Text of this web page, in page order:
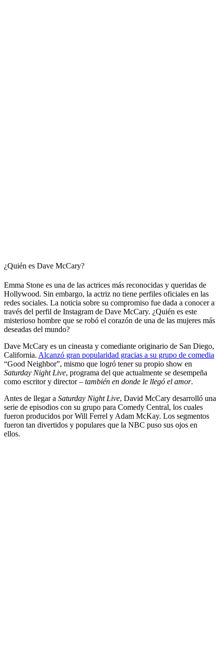
¿Quién es Dave McCary?
Emma Stone es una de las actrices más reconocidas y queridas de
Hollywood. Sin embargo, la actriz no tiene perfiles oficiales en las
redes sociales. La noticia sobre su compromiso fue dada a conocer a
través del perfil de Instagram de Dave McCary. ¿Quién es este
misterioso hombre que se robó el corazón de una de las mujeres más
deseadas del mundo?
Dave McCary es un cineasta y comediante originario de San Diego,
California. Alcanzó gran popularidad gracias a su grupo de comedia
“Good Neighbor”, mismo que logró tener su propio show en
Saturday Night Live, programa del que actualmente se desempeña
como escritor y director – también en donde le llegó el amor.
Antes de llegar a Saturday Night Live, David McCary desarrolló una
serie de episodios con su grupo para Comedy Central, los cuales
fueron producidos por Will Ferrel y Adam McKay. Los segmentos
fueron tan divertidos y populares que la NBC puso sus ojos en
ellos.